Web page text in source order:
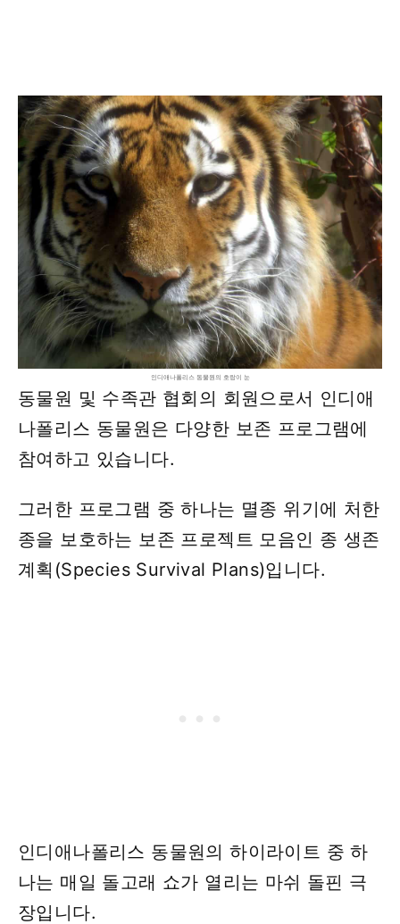
인디애나폴리스 동물원의 호랑이 눈
동물원 및 수족관 협회의 회원으로서 인디애
나폴리스 동물원은 다양한 보존 프로그램에
참여하고 있습니다.
그러한 프로그램 중 하나는 멸종 위기에 처한
종을 보호하는 보존 프로젝트 모음인 종 생존
계획(Species Survival Plans)입니다.
인디애나폴리스 동물원의 하이라이트 중 하
나는 매일 돌고래 쇼가 열리는 마쉬 돌핀 극
장입니다.